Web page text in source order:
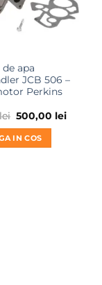
apa
JCB 506 –
Perkins
lei Prețul
inițial
a
fost:
750,00 lei.
500,00 leiPrețul
IN COS